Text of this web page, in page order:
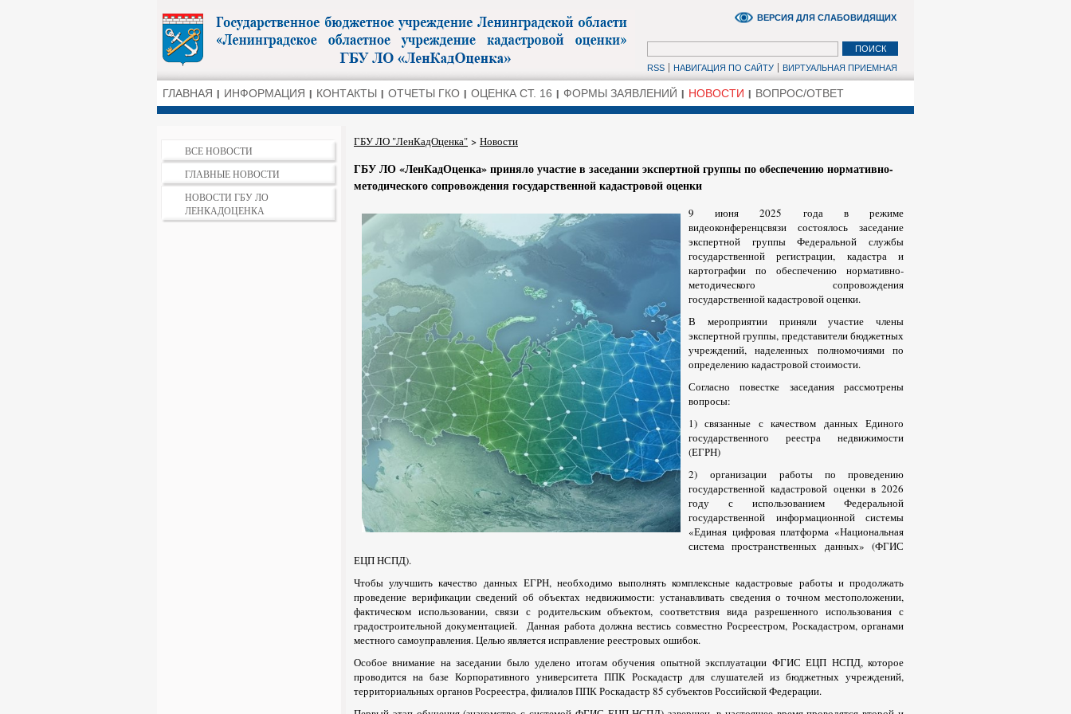
RSS НАВИГАЦИЯ ПО САЙТУ ВИРТУАЛЬНАЯ ПРИЕМНАЯ
ВЕРСИЯ ДЛЯ СЛАБОВИДЯЩИХ
ГЛАВНАЯ ИНФОРМАЦИЯ КОНТАКТЫ ОТЧЕТЫ ГКО ОЦЕНКА СТ. 16 ФОРМЫ ЗАЯВЛЕНИЙ НОВОСТИ ВОПРОС/ОТВЕТ
ВСЕ НОВОСТИ
ГЛАВНЫЕ НОВОСТИ
НОВОСТИ ГБУ ЛО
ЛЕНКАДОЦЕНКА
ГБУ ЛО "ЛенКадОценка" > Новости
ГБУ ЛО «ЛенКадОценка» приняло участие в заседании экспертной группы по обеспечению нормативно-
методического сопровождения государственной кадастровой оценки
9 июня 2025 года в режиме
видеоконференцсвязи состоялось заседание
экспертной группы Федеральной службы
государственной регистрации, кадастра и
картографии по обеспечению нормативно-
методического сопровождения
государственной кадастровой оценки.
В мероприятии приняли участие члены
экспертной группы, представители бюджетных
учреждений, наделенных полномочиями по
определению кадастровой стоимости.
Согласно повестке заседания рассмотрены
вопросы:
1) связанные с качеством данных Единого
государственного реестра недвижимости
(ЕГРН)
2) организации работы по проведению
государственной кадастровой оценки в 2026
году с использованием Федеральной
государственной информационной системы
«Единая цифровая платформа «Национальная
система пространственных данных» (ФГИС
ЕЦП НСПД).
Чтобы улучшить качество данных ЕГРН, необходимо выполнять комплексные кадастровые работы и продолжать
проведение верификации сведений об объектах недвижимости: устанавливать сведения о точном местоположении,
фактическом использовании, связи с родительским объектом, соответствия вида разрешенного использования с
градостроительной документацией. Данная работа должна вестись совместно Росреестром, Роскадастром, органами
местного самоуправления. Целью является исправление реестровых ошибок.
Особое внимание на заседании было уделено итогам обучения опытной эксплуатации ФГИС ЕЦП НСПД, которое
проводится на базе Корпоративного университета ППК Роскадастр для слушателей из бюджетных учреждений,
территориальных органов Росреестра, филиалов ППК Роскадастр 85 субъектов Российской Федерации.